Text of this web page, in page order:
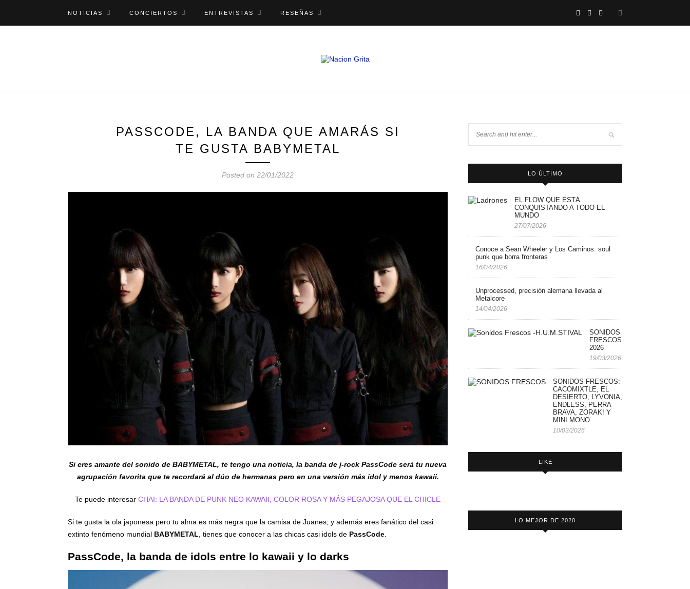
NOTICIAS CONCIERTOS ENTREVISTAS RESEÑAS
PASSCODE, LA BANDA QUE AMARÁS SI
TE GUSTA BABYMETAL
Posted on 22/01/2022
Si eres amante del sonido de BABYMETAL, te tengo una noticia, la banda de j-rock PassCode será tu nueva
agrupación favorita que te recordará al dúo de hermanas pero en una versión más idol y menos kawaii.
Te puede interesar CHAI: LA BANDA DE PUNK NEO KAWAII, COLOR ROSA Y MÁS PEGAJOSA QUE EL CHICLE
Si te gusta la ola japonesa pero tu alma es más negra que la camisa de Juanes; y además eres fanático del casi
extinto fenómeno mundial BABYMETAL , tienes que conocer a las chicas casi idols de PassCode
PassCode, la banda de idols entre lo kawaii y lo darks
LO ÚLTIMO
EL FLOW QUE ESTÁ
CONQUISTANDO A TODO EL
MUNDO
27/07/2026
Conoce a Sean Wheeler y Los Caminos: soul
punk que borra fronteras
16/04/2026
Unprocessed, precisión alemana llevada al
Metalcore
14/04/2026
SONIDOS
FRESCOS: H.U.M.STIVAL
2026
19/03/2026
SONIDOS FRESCOS:
CACOMIXTLE, EL
DESIERTO, LYVONIA,
ENDLESS, PERRA
BRAVA, ZORAK! Y
MINI.MONO
10/03/2026
LIKE
LO MEJOR DE 2020